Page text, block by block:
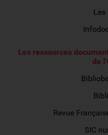
Les
Les ressources
de
Revue
SIC